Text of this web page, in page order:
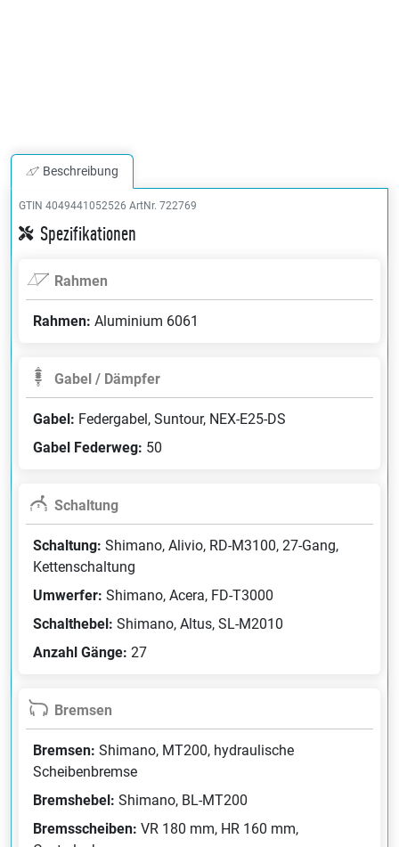
Beschreibung
GTIN 4049441052526 ArtNr. 722769
Spezifikationen
Rahmen
Rahmen: Aluminium 6061
Gabel / Dämpfer
Gabel: Federgabel, Suntour, NEX-E25-DS
Gabel Federweg: 50
Schaltung
Schaltung: Shimano, Alivio, RD-M3100, 27-Gang,
Kettenschaltung
Umwerfer: Shimano, Acera, FD-T3000
Schalthebel: Shimano, Altus, SL-M2010
Anzahl Gänge: 27
Bremsen
Bremsen: Shimano, MT200, hydraulische
Scheibenbremse
Bremshebel: Shimano, BL-MT200
Bremsscheiben: VR 180 mm, HR 160 mm,